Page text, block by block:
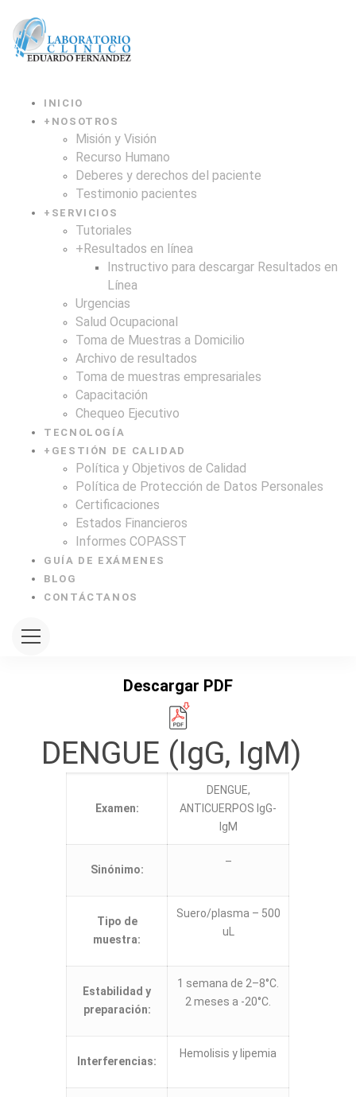
INICIO
+ NOSOTROS
Misión y Visión
Recurso Humano
Deberes y derechos del paciente
Testimonio pacientes
+ SERVICIOS
Tutoriales
+Resultados en línea
Instructivo para descargar Resultados en
Línea
Urgencias
Salud Ocupacional
Toma de Muestras a Domicilio
Archivo de resultados
Toma de muestras empresariales
Capacitación
Chequeo Ejecutivo
TECNOLOGÍA
+ GESTIÓN DE CALIDAD
Política y Objetivos de Calidad
Política de Protección de Datos Personales
Certificaciones
Estados Financieros
Informes COPASST
GUÍA DE EXÁMENES
BLOG
CONTÁCTANOS
Descargar PDF
DENGUE (IgG, IgM)
Examen:
DENGUE,
ANTICUERPOS IgG-
IgM
Sinónimo:
–
Tipo de
muestra:
Suero/plasma – 500
uL
Estabilidad y
preparación:
1 semana de 2–8°C.
2 meses a -20°C.
Interferencias:
Hemolisis y lipemia